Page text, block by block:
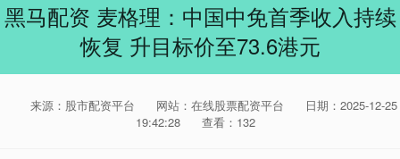
黑马配资 麦格理：中国中免首季收入持续
恢复 升目标价至73.6港元
来源：股市配资平台 网站：在线股票配资平台
日期：2025-12-25
19:42:28
查看：132